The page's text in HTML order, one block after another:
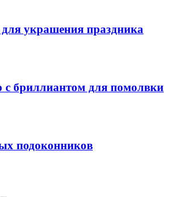
украшения праздника
бриллиантом для помолвки
подоконников